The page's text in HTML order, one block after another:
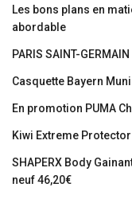
Les bons plans en
abordable
PARIS SAINT-
Casquette Bayern
En promotion PUMA
Kiwi Extreme
SHAPERX Body
neuf 46,20€